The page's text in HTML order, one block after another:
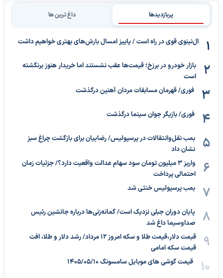
پربازدیدها داغ ترین ها
ال‌نینوی قوی در راه است / پاییز امسال بارش‌های بهتری خواهیم داشت
بازار خودرو در برزخ؛ قیمت‌ها عقب نشستند اما خریدار هنوز برنگشته
است
فوری/ قهرمان مسابقات مردان آهنین درگذشت
فوری/ بازیگر جوان سینما درگذشت
بمب نقل‌وانتقالات در پرسپولیس/ رضاییان برای بازگشت چراغ سبز
نشان داد
واریز ۳ میلیون تومان سود سهام عدالت واقعیت دارد؟/ جزئیات زمان
احتمالی پرداخت
بمب پرسپولیس خنثی شد
پایان دوران جبلی نزدیک است/ گمانه‌زنی‌ها درباره جانشین رئیس
صداوسیما داغ شد
قیمت دلار،قیمت طلا و سکه امروز ۱۲ مرداد/ رشد دلار و طلا، افت
قیمت سکه امامی
قیمت گوشی های موبایل سامسونگ 1405/05/10